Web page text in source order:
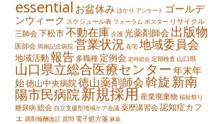
essential お盆休み はかり アンケート ゴールデ
ンウィーク スケジュール表 フォーラム ポスター リサイクル
三師会 下松市不動在庫 介護光薬剤師会 出版物
医師会 周南記念病院 営業状況 在宅 地域委員会
地域活動報告 多職種 定例会 定時総会 定期検査 山口県
山口県立総合医療センター 年末年
始徳山中央病院徳山薬剤師会斡旋新南
陽市民病院新規採用 産業廃棄物 福祉祭り
糖尿病 総会 自立支援型地域ケア会議薬歴講習会 認知症カフ
ェ 調剤報酬改訂 質問 電子処方箋 麻薬